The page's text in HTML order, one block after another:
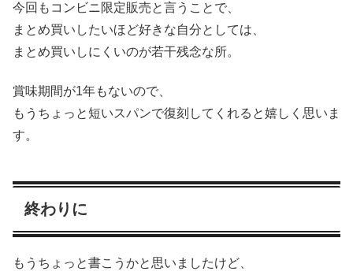
今回もコンビニ限定販売と言うことで、
まとめ買いしたいほど好きな自分としては、
まとめ買いしにくいのが若干残念な所。
賞味期間が1年もないので、
もうちょっと短いスパンで復刻してくれると嬉しく思いま
す。
終わりに
もうちょっと書こうかと思いましたけど、